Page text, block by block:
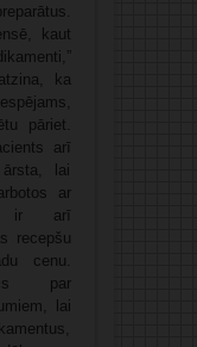
kaut
ka
pāriet.
arī
lai
ar
ir arī
recepšu
cenu.
par
lai